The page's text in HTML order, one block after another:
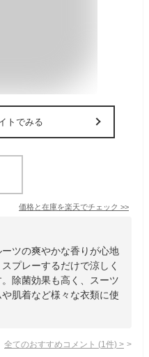
トでみる
価格と在庫を楽天でチェック >>
ツの爽やかな香りが心地
プレーするだけで涼しく
除菌効果も高く、スーツ
肌着など様々な衣類に使
全てのおすすめコメント (1 件) >